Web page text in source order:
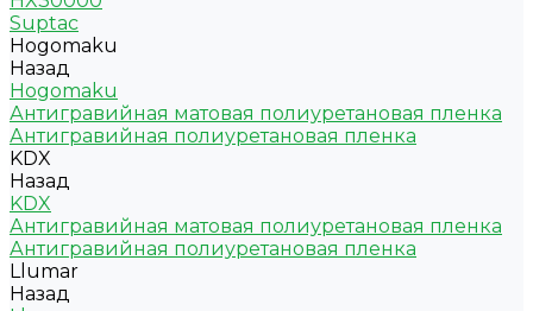
Suptac
Hogomaku
Назад
Hogomaku
Антигравийная матовая полиуретановая пленка
Антигравийная полиуретановая пленка
KDX
Назад
KDX
Антигравийная матовая полиуретановая пленка
Антигравийная полиуретановая пленка
Llumar
Назад